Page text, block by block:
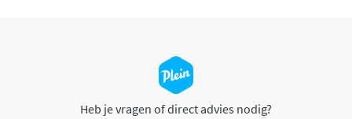
Heb je vragen of direct advies nodig?